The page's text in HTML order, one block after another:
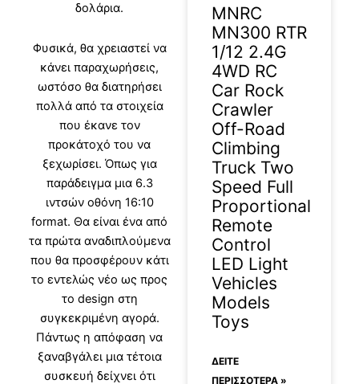
δολάρια.
Φυσικά, θα χρειαστεί να
κάνει παραχωρήσεις,
ωστόσο θα διατηρήσει
πολλά από τα στοιχεία
που έκανε τον
προκάτοχό του να
ξεχωρίσει. Όπως για
παράδειγμα μια 6.3
ιντσών οθόνη 16:10
format. Θα είναι ένα από
τα πρώτα αναδιπλούμενα
που θα προσφέρουν κάτι
το εντελώς νέο ως προς
το design στη
συγκεκριμένη αγορά.
Πάντως η απόφαση να
ξαναβγάλει μια τέτοια
συσκευή δείχνει ότι
MNRC
MN300 RTR
1/12 2.4G
4WD RC
Car Rock
Crawler
Off-Road
Climbing
Truck Two
Speed Full
Proportional
Remote
Control
LED Light
Vehicles
Models
Toys
ΔΕΊΤΕ
ΠΕΡΙΣΣΟΤΕΡΑ »